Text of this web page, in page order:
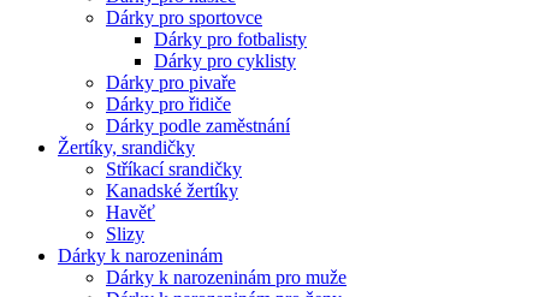
Dárky pro sportovce
Dárky pro fotbalisty
Dárky pro cyklisty
Dárky pro pivaře
Dárky pro řidiče
Dárky podle zaměstnání
Žertíky, srandičky
Stříkací srandičky
Kanadské žertíky
Havěť
Slizy
Dárky k narozeninám
Dárky k narozeninám pro muže